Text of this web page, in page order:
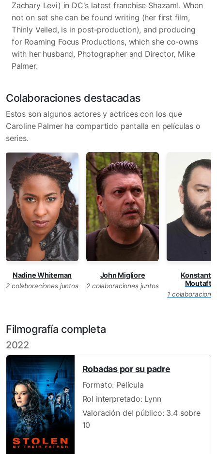
Zachary Levi) in DC's latest franchise Shazam!. When
not on set she can be found writing (her first film,
Thinly Veiled, is in post-production), and producing
for Roaming Focus Productions, which she co-owns
with her husband, Photographer and Director, Mike
Palmer.
Colaboraciones destacadas
Estos son algunos actores y actrices con los que
Caroline Palmer ha compartido pantalla en películas o
series.
Nadine Whiteman
2 colaboraciones juntos
John Migliore
2 colaboraciones juntos
1
Filmografía completa
2022
Robadas por su padre
Formato: Película
Rol interpretado: Lynn
Valoración del público: 3.4 sobre
10